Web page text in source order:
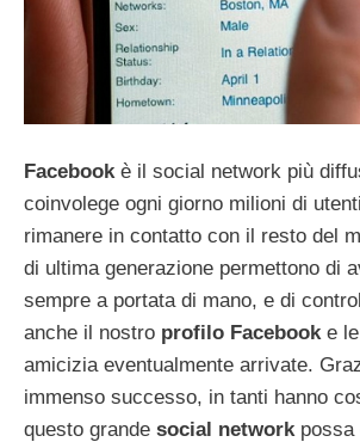
Facebook è il social network più
coinvolege ogni giorno milioni di
rimanere in contatto con il resto del
di ultima generazione permettono di
sempre a portata di mano, e di
anche il nostro profilo Facebook e
amicizia eventualmente arrivate.
immenso successo, in tanti hanno
questo grande social network possa